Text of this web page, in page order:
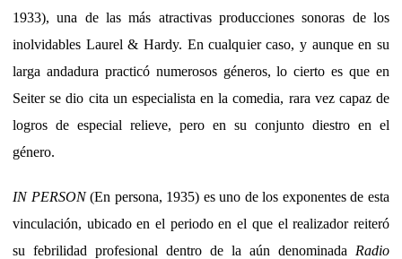
1933), una de las más atractivas producciones sonoras de los
inolvidables Laurel & Hardy. En cualquier caso, y aunque en su
larga andadura practicó numerosos géneros, lo cierto es que en
Seiter se dio cita un especialista en la comedia, rara vez capaz de
logros de especial relieve, pero en su conjunto diestro en el
género.
IN PERSON(En persona, 1935) es uno de los exponentes de esta
vinculación, ubicado en el periodo en el que el realizador reiteró
su febrilidad profesional dentro de la aún denominada Radio